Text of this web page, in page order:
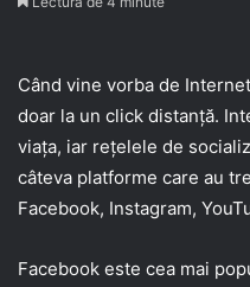
Când vine vorba de
doar la un click distanță.
viața, iar rețelele de
câteva platforme care au
Facebook, Instagram,
Facebook este cea mai